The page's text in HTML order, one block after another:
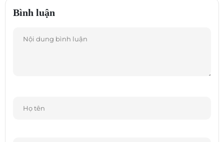
cho quá trình luyện tập của bạn. Một lần sạc cho bạn nghe nhạc liên
gian chơi lên đến 30 giờ.
thể thao hay bạn tập thể dục ở đâu, tai nghe E8 Sport đều được thiết kế
để vừa vặn an toàn. Nhẹ, bền và có độ vừa vặn có thể tùy chỉnh, tai
Bình luận